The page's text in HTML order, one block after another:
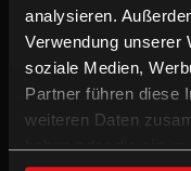
analysieren.
Verwendung unserer
soziale Medien,
Partner führen diese
weiteren Daten
haben oder die sie
Ein junger Bauernbub,
wirklicher Kriminalität
Langzeithäftlinge
Verbrechen: Im Suff
geläutert werden. Die